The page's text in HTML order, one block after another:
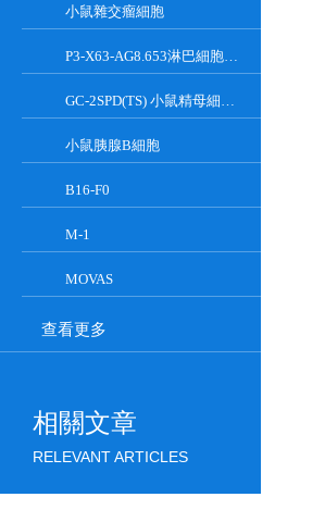
小鼠雜交瘤細胞
P3-X63-AG8.653淋巴細胞小鼠骨髓瘤細胞
GC-2SPD(TS) 小鼠精母細胞系
小鼠胰腺Β細胞
B16-F0
M-1
MOVAS
查看更多
相關文章
RELEVANT ARTICLES